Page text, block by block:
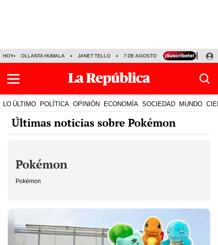
HOY OLLANTA HUMALA JANET TELLO 7 DE AGOSTO TINKA RESULTADOS
LO ÚLTIMO POLÍTICA OPINIÓN ECONOMÍA SOCIEDAD MUNDO
Últimas noticias sobre Pokémon
Pokémon
Pokémon